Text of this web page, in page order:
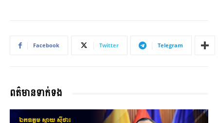
Facebook Twitter Telegram
ពត៌មានទាក់ទង